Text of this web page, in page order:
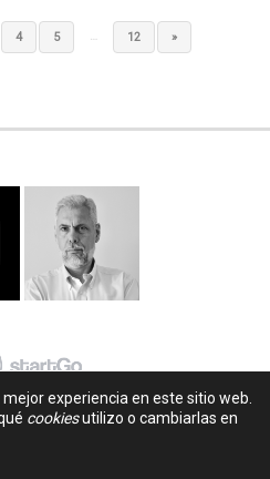
4 5 … 12 »
experiencia en este sitio web.
cookiesutilizo o cambiarlas en